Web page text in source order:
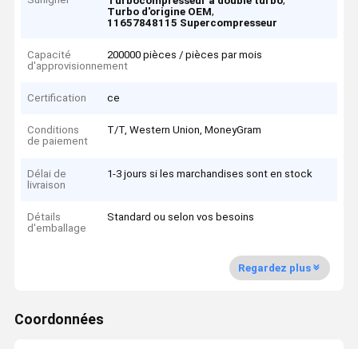
Turbo d'origine OEM,
11657848115 Supercompresseur
Capacité
d'approvisionnement
200000 pièces / pièces par mois
Certification ce
Conditions
de paiement
T/T, Western Union, MoneyGram
Délai de
livraison
1-3 jours si les marchandises sont en stock
Détails
d'emballage
Standard ou selon vos besoins
Regardez plus
Coordonnées